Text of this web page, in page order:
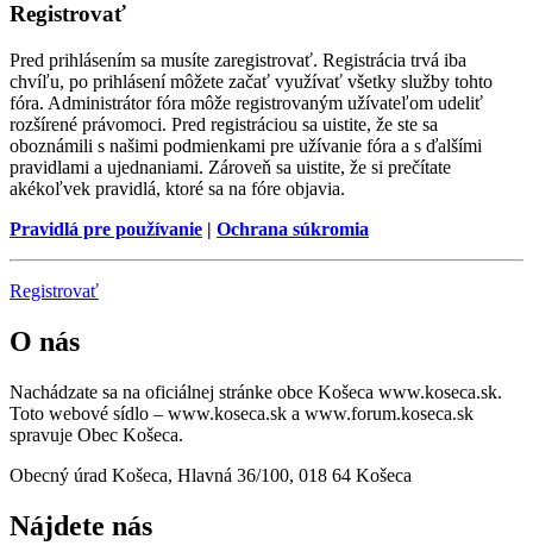
Registrovať
Pred prihlásením sa musíte zaregistrovať. Registrácia trvá iba
chvíľu, po prihlásení môžete začať využívať všetky služby tohto
fóra. Administrátor fóra môže registrovaným užívateľom udeliť
rozšírené právomoci. Pred registráciou sa uistite, že ste sa
oboznámili s našimi podmienkami pre užívanie fóra a s ďalšími
pravidlami a ujednaniami. Zároveň sa uistite, že si prečítate
akékoľvek pravidlá, ktoré sa na fóre objavia.
Pravidlá pre používanie | Ochrana súkromia
Registrovať
O nás
Nachádzate sa na oficiálnej stránke obce Košeca www.koseca.sk.
Toto webové sídlo – www.koseca.sk a www.forum.koseca.sk
spravuje Obec Košeca.
Obecný úrad Košeca, Hlavná 36/100, 018 64 Košeca
Nájdete nás